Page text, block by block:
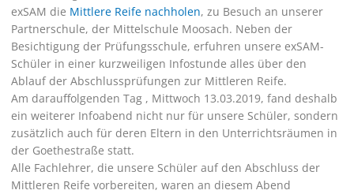
exSAM die Mittlere Reife nachholen, zu Besuch an unserer
Partnerschule, der Mittelschule Moosach. Neben der
Besichtigung der Prüfungsschule, erfuhren unsere exSAM-
Schüler in einer kurzweiligen Infostunde alles über den
Ablauf der Abschlussprüfungen zur Mittleren Reife.
Am darauffolgenden Tag , Mittwoch 13.03.2019, fand deshalb
ein weiterer Infoabend nicht nur für unsere Schüler, sondern
zusätzlich auch für deren Eltern in den Unterrichtsräumen in
der Goethestraße statt.
Alle Fachlehrer, die unsere Schüler auf den Abschluss der
Mittleren Reife vorbereiten, waren an diesem Abend